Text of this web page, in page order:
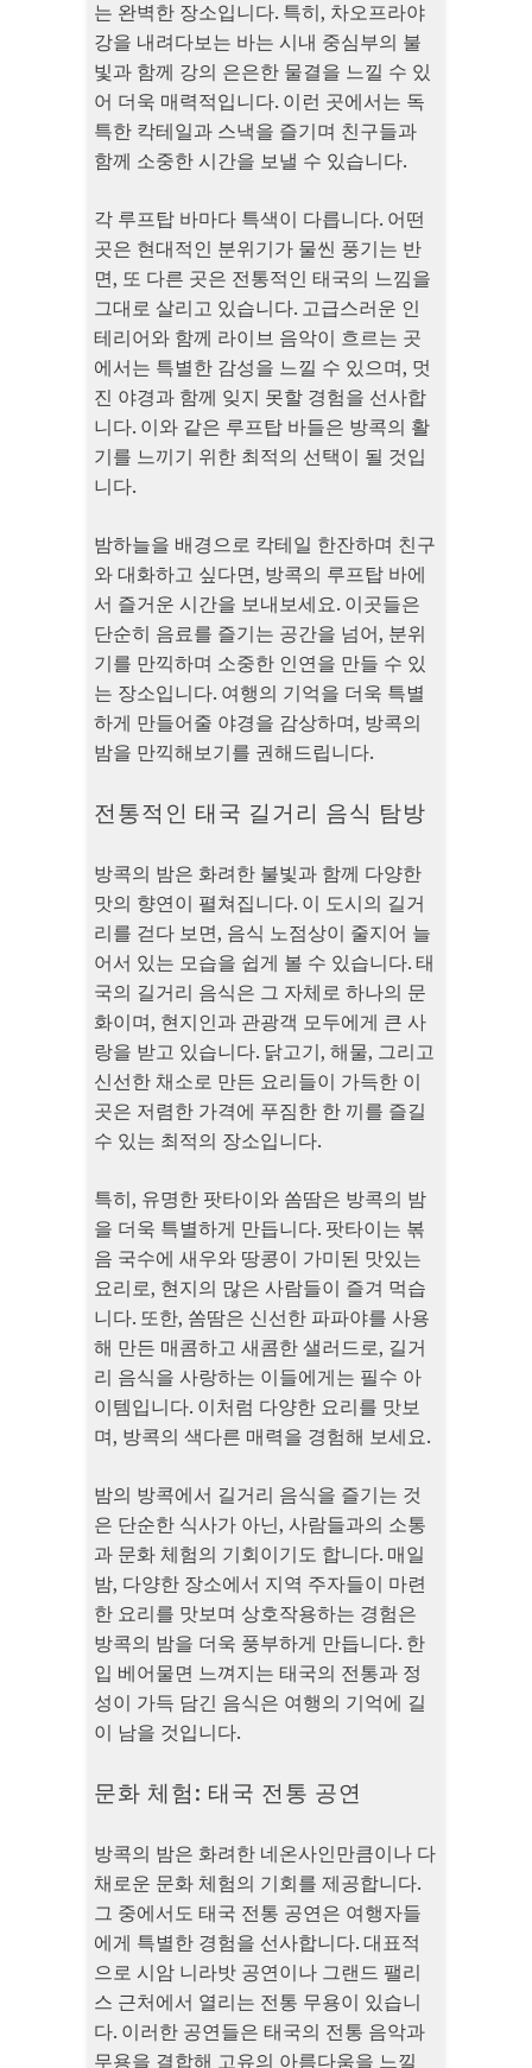
는 완벽한 장소입니다. 특히, 차오프라야
강을 내려다보는 바는 시내 중심부의 불
빛과 함께 강의 은은한 물결을 느낄 수 있
어 더욱 매력적입니다. 이런 곳에서는 독
특한 칵테일과 스낵을 즐기며 친구들과
함께 소중한 시간을 보낼 수 있습니다.
각 루프탑 바마다 특색이 다릅니다. 어떤
곳은 현대적인 분위기가 물씬 풍기는 반
면, 또 다른 곳은 전통적인 태국의 느낌을
그대로 살리고 있습니다. 고급스러운 인
테리어와 함께 라이브 음악이 흐르는 곳
에서는 특별한 감성을 느낄 수 있으며, 멋
진 야경과 함께 잊지 못할 경험을 선사합
니다. 이와 같은 루프탑 바들은 방콕의 활
기를 느끼기 위한 최적의 선택이 될 것입
니다.
밤하늘을 배경으로 칵테일 한잔하며 친구
와 대화하고 싶다면, 방콕의 루프탑 바에
서 즐거운 시간을 보내보세요. 이곳들은
단순히 음료를 즐기는 공간을 넘어, 분위
기를 만끽하며 소중한 인연을 만들 수 있
는 장소입니다. 여행의 기억을 더욱 특별
하게 만들어줄 야경을 감상하며, 방콕의
밤을 만끽해보기를 권해드립니다.
전통적인 태국 길거리 음식 탐방
방콕의 밤은 화려한 불빛과 함께 다양한
맛의 향연이 펼쳐집니다. 이 도시의 길거
리를 걷다 보면, 음식 노점상이 줄지어 늘
어서 있는 모습을 쉽게 볼 수 있습니다. 태
국의 길거리 음식은 그 자체로 하나의 문
화이며, 현지인과 관광객 모두에게 큰 사
랑을 받고 있습니다. 닭고기, 해물, 그리고
신선한 채소로 만든 요리들이 가득한 이
곳은 저렴한 가격에 푸짐한 한 끼를 즐길
수 있는 최적의 장소입니다.
특히, 유명한 팟타이와 쏨땀은 방콕의 밤
을 더욱 특별하게 만듭니다. 팟타이는 볶
음 국수에 새우와 땅콩이 가미된 맛있는
요리로, 현지의 많은 사람들이 즐겨 먹습
니다. 또한, 쏨땀은 신선한 파파야를 사용
해 만든 매콤하고 새콤한 샐러드로, 길거
리 음식을 사랑하는 이들에게는 필수 아
이템입니다. 이처럼 다양한 요리를 맛보
며, 방콕의 색다른 매력을 경험해 보세요.
밤의 방콕에서 길거리 음식을 즐기는 것
은 단순한 식사가 아닌, 사람들과의 소통
과 문화 체험의 기회이기도 합니다. 매일
밤, 다양한 장소에서 지역 주자들이 마련
한 요리를 맛보며 상호작용하는 경험은
방콕의 밤을 더욱 풍부하게 만듭니다. 한
입 베어물면 느껴지는 태국의 전통과 정
성이 가득 담긴 음식은 여행의 기억에 길
이 남을 것입니다.
문화 체험: 태국 전통 공연
방콕의 밤은 화려한 네온사인만큼이나 다
채로운 문화 체험의 기회를 제공합니다.
그 중에서도 태국 전통 공연은 여행자들
에게 특별한 경험을 선사합니다. 대표적
으로 시암 니라밧 공연이나 그랜드 팰리
스 근처에서 열리는 전통 무용이 있습니
다. 이러한 공연들은 태국의 전통 음악과
무용을 결합해 고유의 아름다움을 느낄